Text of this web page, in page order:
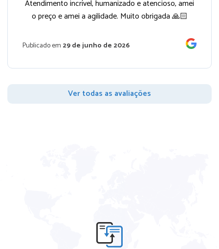
Atendimento incrível, humanizado e atencioso, amei
o preço e amei a agilidade. Muito obrigada 🙏🏻
Publicado em 29 de junho de 2026
Ver todas as avaliações